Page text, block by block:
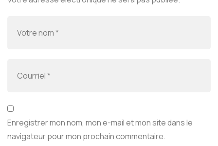
Enregistrer mon nom, mon e-mail et mon site dans le
navigateur pour mon prochain commentaire.